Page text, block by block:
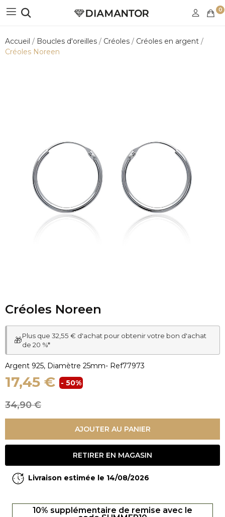
0
Accueil Boucles d'oreilles Créoles
Créoles en argent
Créoles Noreen
Créoles Noreen
🎁Plus que 32,55 € d'achat pour obtenir votre bon d'achat
de 20 %*
Argent 925, Diamètre 25mm- Ref77973
17,45 € - 50%
34,90 €
AJOUTER AU PANIER
RETIRER EN MAGASIN
Livraison estimée le 14/08/2026
10% supplémentaire de remise avec le